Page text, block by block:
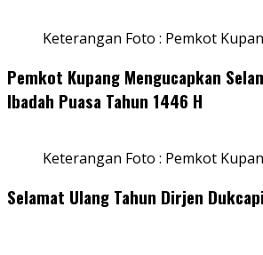
Keterangan Foto : Pemkot
Pemkot Kupang Mengucapkan
Ibadah Puasa Tahun 1446 H
Keterangan Foto : Pemkot
Selamat Ulang Tahun Dirjen